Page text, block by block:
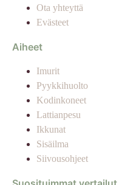
Ota yhteyttä
Evästeet
Aiheet
Imurit
Pyykkihuolto
Kodinkoneet
Lattianpesu
Ikkunat
Sisäilma
Siivousohjeet